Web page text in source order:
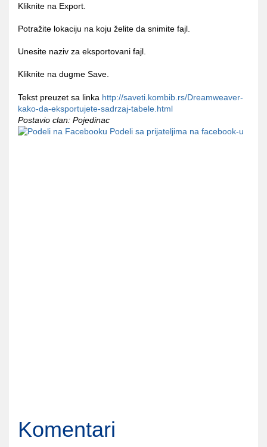
Kliknite na Export.
Potražite lokaciju na koju želite da snimite fajl.
Unesite naziv za eksportovani fajl.
Kliknite na dugme Save.
Tekst preuzet sa linka http://saveti.kombib.rs/Dreamweaver-
kako-da-eksportujete-sadrzaj-tabele.html
Postavio clan: Pojedinac
Podeli sa prijateljima na facebook-u
Komentari